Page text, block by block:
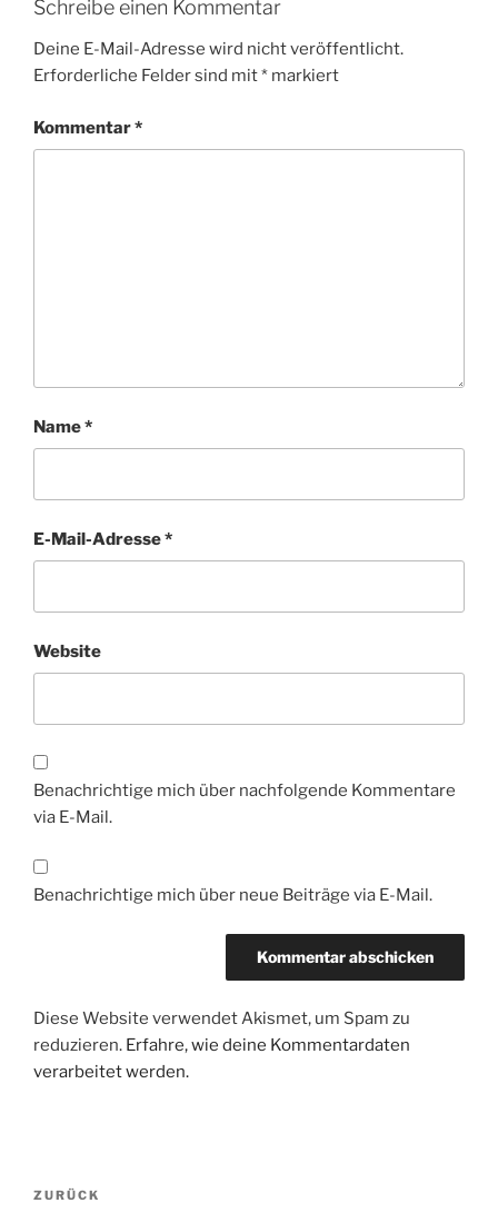
Schreibe einen Kommentar
Deine E-Mail-Adresse wird nicht veröffentlicht.
Erforderliche Felder sind mit* markiert
Kommentar*
Name*
E-Mail-Adresse*
Website
Benachrichtige mich über nachfolgende Kommentare
via E-Mail.
Benachrichtige mich über neue Beiträge via E-Mail.
Diese Website verwendet Akismet, um Spam zu
reduzieren. Erfahre, wie deine Kommentardaten
verarbeitet werden.
Beitragsnavigation
Vorheriger
ZURÜCK